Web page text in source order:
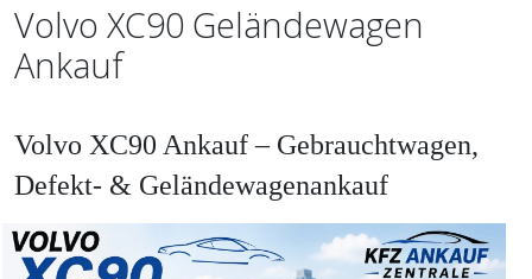
Volvo XC90 Geländewagen
Ankauf
Volvo XC90 Ankauf – Gebrauchtwagen,
Defekt- & Geländewagenankauf